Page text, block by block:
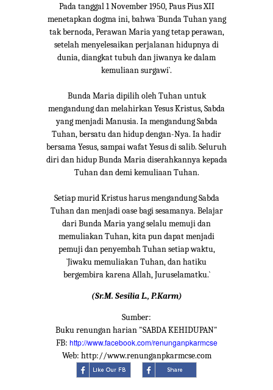
Pada tanggal 1 November 1950, Paus Pius XII
menetapkan dogma ini, bahwa `Bunda Tuhan yang
tak bernoda, Perawan Maria yang tetap perawan,
setelah menyelesaikan perjalanan hidupnya di
dunia, diangkat tubuh dan jiwanya ke dalam
kemuliaan surgawi`.
Bunda Maria dipilih oleh Tuhan untuk
mengandung dan melahirkan Yesus Kristus, Sabda
yang menjadi Manusia. Ia mengandung Sabda
Tuhan, bersatu dan hidup dengan-Nya. Ia hadir
bersama Yesus, sampai wafat Yesus di salib. Seluruh
diri dan hidup Bunda Maria diserahkannya kepada
Tuhan dan demi kemuliaan Tuhan.
Setiap murid Kristus harus mengandung Sabda
Tuhan dan menjadi oase bagi sesamanya. Belajar
dari Bunda Maria yang selalu memuji dan
memuliakan Tuhan, kita pun dapat menjadi
pemuji dan penyembah Tuhan setiap waktu,
`Jiwaku memuliakan Tuhan, dan hatiku
bergembira karena Allah, Juruselamatku.`
(Sr.M. Sesilia L., P.Karm)
Sumber:
Buku renungan harian "SABDA KEHIDUPAN"
FB: http://www.facebook.com/renunganpkarmcse
Web: http://www.renunganpkarmcse.com